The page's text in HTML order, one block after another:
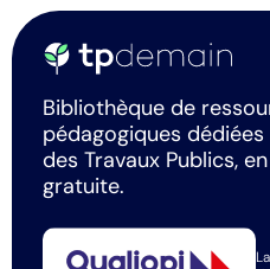
Bibliothèque de
pédagogiques
des Travaux Publics,
gratuite.